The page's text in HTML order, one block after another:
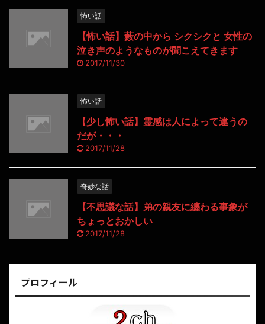
怖い話
【怖い話】藪の中から シクシクと 女性の
泣き声のようなものが聞こえてきます
2017/11/30
怖い話
【少し怖い話】霊感は人によって違うの
だが・・・
2017/11/28
奇妙な話
【不思議な話】弟の親友に纏わる事象が
ちょっとおかしい
2017/11/28
プロフィール